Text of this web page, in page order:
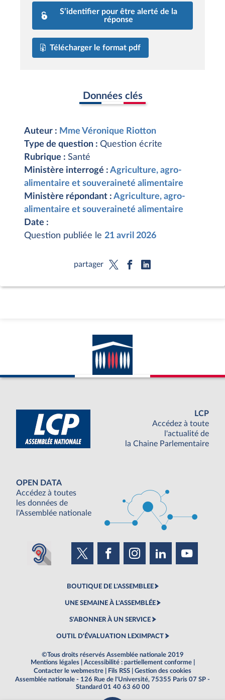
S’identifier pour être alerté de la
réponse
Télécharger le format pdf
Données clés
Auteur : Mme Véronique Riotton
Type de question : Question écrite
Rubrique : Santé
Ministère interrogé : Agriculture, agro-
alimentaire et souveraineté alimentaire
Ministère répondant : Agriculture, agro-
alimentaire et souveraineté alimentaire
Date :
Question publiée le 21 avril 2026
partager
LCP
Accédez à toute
l'actualité de
la Chaine Parlementaire
OPEN DATA
Accédez à toutes
les données de
l'Assemblée nationale
BOUTIQUE DE L'ASSEMBLEE
UNE SEMAINE À L'ASSEMBLÉE
S'ABONNER À UN SERVICE
OUTIL D'ÉVALUATION LEXIMPACT
©Tous droits réservés Assemblée nationale 2019
Mentions légales
Accessibilité : partiellement conforme
Contacter le webmestre
Fils RSS
Gestion des cookies
Assemblée nationale - 126 Rue de l'Université, 75355 Paris 07 SP -
Standard 01 40 63 60 00